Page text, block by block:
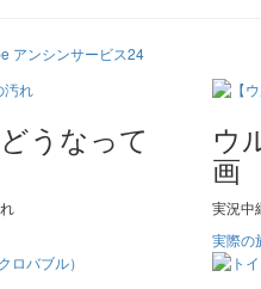
アンシンサービス24
うなって ウ
画
実況中
実際の